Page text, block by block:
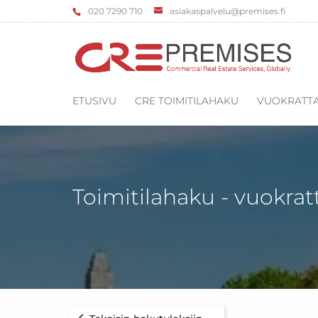
‌020 7290 710 asiakaspalvelu@premises.fi
ETUSIVU CRE TOIMITILAHAKU
Toimitilahaku -